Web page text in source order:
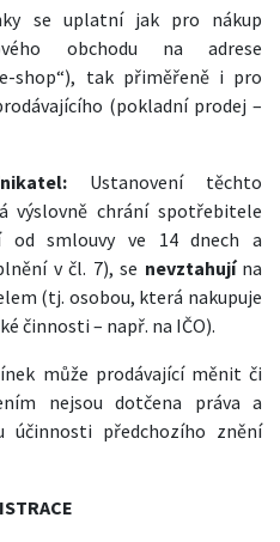
se uplatní jak pro nákup
obchodu na adrese
shop“), tak přiměřeně i pro
(pokladní prodej –
Ustanovení těchto
výslovně chrání spotřebitele
od smlouvy ve 14 dnech a
v čl. 7), se nevztahujína
(tj. osobou, která nakupuje
činnosti – např. na IČO).
může prodávající měnit či
nejsou dotčena práva a
předchozího znění